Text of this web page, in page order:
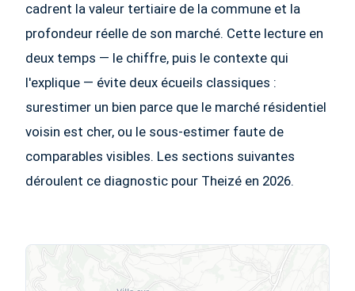
cadrent la valeur tertiaire de la commune et la
profondeur réelle de son marché. Cette lecture en
deux temps — le chiffre, puis le contexte qui
l'explique — évite deux écueils classiques :
surestimer un bien parce que le marché résidentiel
voisin est cher, ou le sous-estimer faute de
comparables visibles. Les sections suivantes
déroulent ce diagnostic pour Theizé en 2026.